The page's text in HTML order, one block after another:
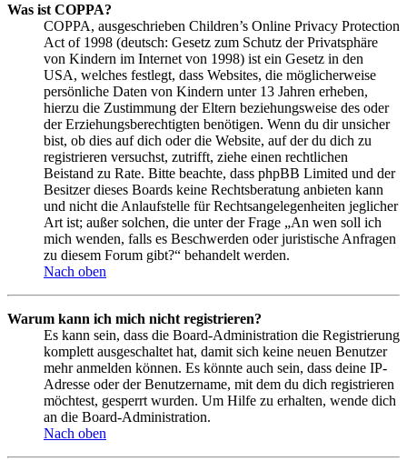
Was ist COPPA?
COPPA, ausgeschrieben Children’s Online Privacy Protection
Act of 1998 (deutsch: Gesetz zum Schutz der Privatsphäre
von Kindern im Internet von 1998) ist ein Gesetz in den
USA, welches festlegt, dass Websites, die möglicherweise
persönliche Daten von Kindern unter 13 Jahren erheben,
hierzu die Zustimmung der Eltern beziehungsweise des oder
der Erziehungsberechtigten benötigen. Wenn du dir unsicher
bist, ob dies auf dich oder die Website, auf der du dich zu
registrieren versuchst, zutrifft, ziehe einen rechtlichen
Beistand zu Rate. Bitte beachte, dass phpBB Limited und der
Besitzer dieses Boards keine Rechtsberatung anbieten kann
und nicht die Anlaufstelle für Rechtsangelegenheiten jeglicher
Art ist; außer solchen, die unter der Frage „An wen soll ich
mich wenden, falls es Beschwerden oder juristische Anfragen
zu diesem Forum gibt?“ behandelt werden.
Nach oben
Warum kann ich mich nicht registrieren?
Es kann sein, dass die Board-Administration die Registrierung
komplett ausgeschaltet hat, damit sich keine neuen Benutzer
mehr anmelden können. Es könnte auch sein, dass deine IP-
Adresse oder der Benutzername, mit dem du dich registrieren
möchtest, gesperrt wurden. Um Hilfe zu erhalten, wende dich
an die Board-Administration.
Nach oben